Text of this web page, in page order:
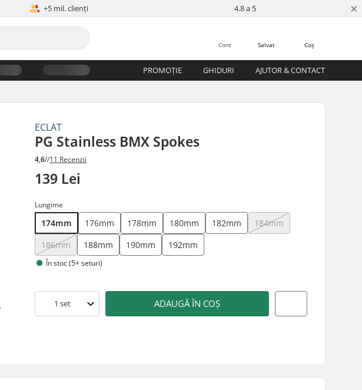
+5 mil. clienți 4.8 a 5 ×
Coș
Salvat
Cont
PROMOȚIE GHIDURI AJUTOR & CONTACT
ECLAT
PG Stainless BMX Spokes
4,6//11 Recenzii
139 Lei
Lungime
174mm 176mm 178mm 180mm 182mm
184mm
186mm
188mm 190mm 192mm
În stoc (5+ seturi)
1 set ADAUGĂ ÎN COȘ